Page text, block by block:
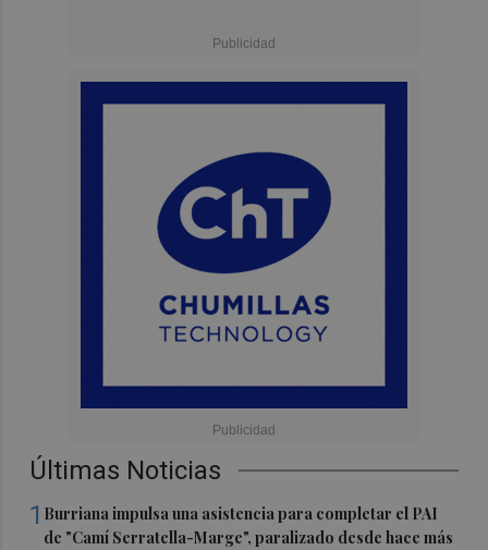
Últimas Noticias
1 Burriana impulsa una asistencia para completar el PAI
de "Camí Serratella-Marge", paralizado desde hace más